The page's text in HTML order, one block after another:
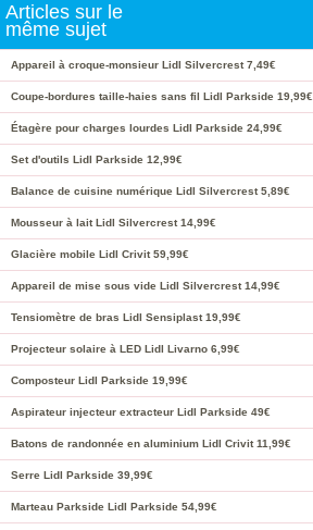
Articles sur le
même sujet
Appareil à croque-monsieur Lidl Silvercrest 7,49€
Coupe-bordures taille-haies sans fil Lidl Parkside 19,99€
Étagère pour charges lourdes Lidl Parkside 24,99€
Set d'outils Lidl Parkside 12,99€
Balance de cuisine numérique Lidl Silvercrest 5,89€
Mousseur à lait Lidl Silvercrest 14,99€
Glacière mobile Lidl Crivit 59,99€
Appareil de mise sous vide Lidl Silvercrest 14,99€
Tensiomètre de bras Lidl Sensiplast 19,99€
Projecteur solaire à LED Lidl Livarno 6,99€
Composteur Lidl Parkside 19,99€
Aspirateur injecteur extracteur Lidl Parkside 49€
Batons de randonnée en aluminium Lidl Crivit 11,99€
Serre Lidl Parkside 39,99€
Marteau Parkside Lidl Parkside 54,99€